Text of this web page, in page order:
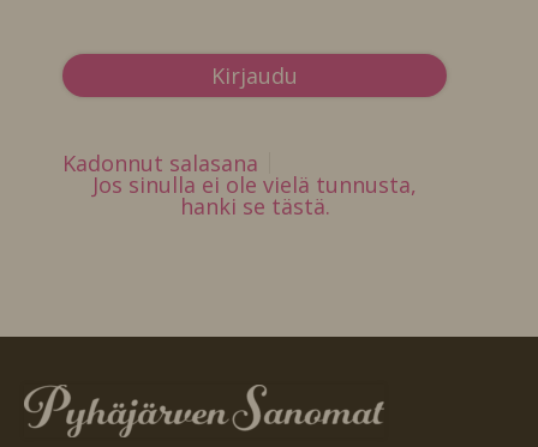
Kadonnut salasana
Jos sinulla ei ole vielä tunnusta,
hanki se tästä.